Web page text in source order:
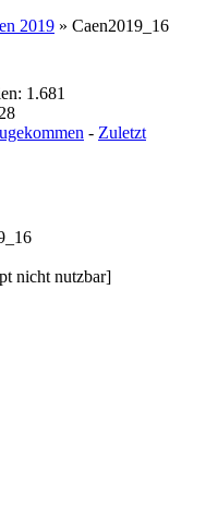
2019 » Caen2019_16
1.681
- Zuletzt
nicht nutzbar]